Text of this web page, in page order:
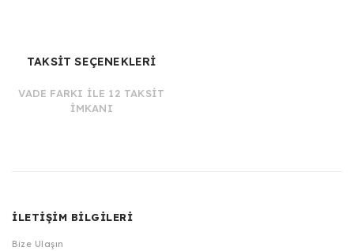
TAKSİT SEÇENEKLERİ
VADE FARKI İLE 12 TAKSİT
İMKANI
İLETİŞİM BİLGİLERİ
Bize Ulaşın